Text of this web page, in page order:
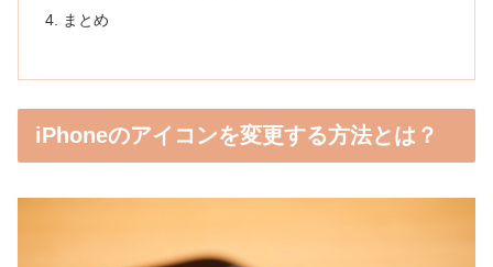
まとめ
iPhoneのアイコンを変更する方法とは？